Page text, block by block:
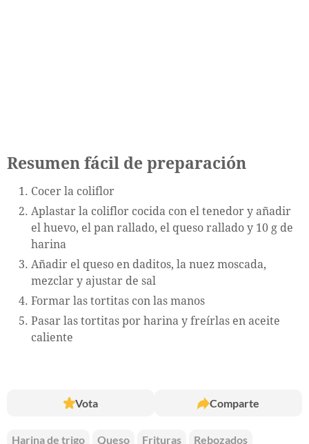
Resumen fácil de preparación
Cocer la coliflor
Aplastar la coliflor cocida con el tenedor y añadir
el huevo, el pan rallado, el queso rallado y 10 g de
harina
Añadir el queso en daditos, la nuez moscada,
mezclar y ajustar de sal
Formar las tortitas con las manos
Pasar las tortitas por harina y freírlas en aceite
caliente
Vota Comparte
Harina de trigo Queso Frituras Rebozados